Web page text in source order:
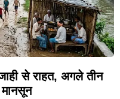
से राहत, अगले तीन
मानसून